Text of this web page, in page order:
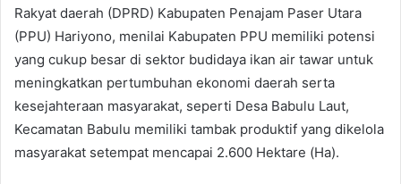
Rakyat daerah (DPRD) Kabupaten Penajam Paser Utara
(PPU) Hariyono, menilai Kabupaten PPU memiliki potensi
yang cukup besar di sektor budidaya ikan air tawar untuk
meningkatkan pertumbuhan ekonomi daerah serta
kesejahteraan masyarakat, seperti Desa Babulu Laut,
Kecamatan Babulu memiliki tambak produktif yang dikelola
masyarakat setempat mencapai 2.600 Hektare (Ha).